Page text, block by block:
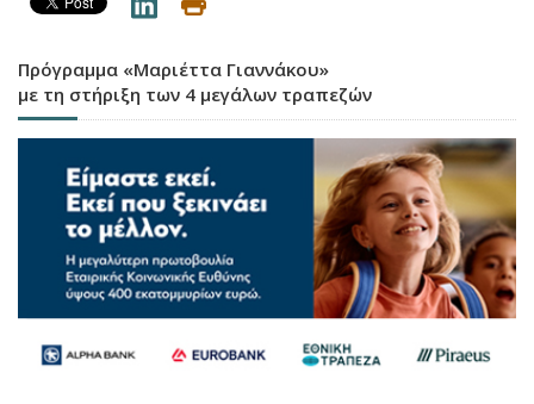
Πρόγραμμα «Μαριέττα Γιαννάκου»
με τη στήριξη των 4 μεγάλων τραπεζών